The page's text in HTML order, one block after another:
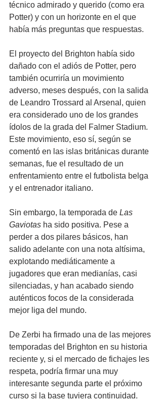
técnico admirado y querido (como era
Potter) y con un horizonte en el que
había más preguntas que respuestas.
El proyecto del Brighton había sido
dañado con el adiós de Potter, pero
también ocurriría un movimiento
adverso, meses después, con la salida
de Leandro Trossard al Arsenal, quien
era considerado uno de los grandes
ídolos de la grada del Falmer Stadium.
Este movimiento, eso sí, según se
comentó en las islas británicas durante
semanas, fue el resultado de un
enfrentamiento entre el futbolista belga
y el entrenador italiano.
Sin embargo, la temporada de Las
Gaviotas ha sido positiva. Pese a
perder a dos pilares básicos, han
salido adelante con una nota altísima,
explotando mediáticamente a
jugadores que eran medianías, casi
silenciadas, y han acabado siendo
auténticos focos de la considerada
mejor liga del mundo.
De Zerbi ha firmado una de las mejores
temporadas del Brighton en su historia
reciente y, si el mercado de fichajes les
respeta, podría firmar una muy
interesante segunda parte el próximo
curso si la base tuviera continuidad.